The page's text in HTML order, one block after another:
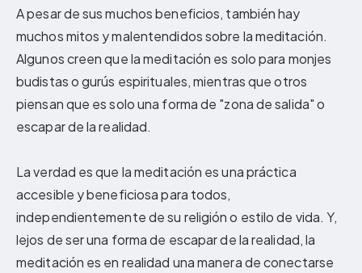
A pesar de sus muchos beneficios, también hay
muchos mitos y malentendidos sobre la meditación.
Algunos creen que la meditación es solo para monjes
budistas o gurús espirituales, mientras que otros
piensan que es solo una forma de "zona de salida" o
escapar de la realidad.
La verdad es que la meditación es una práctica
accesible y beneficiosa para todos,
independientemente de su religión o estilo de vida. Y,
lejos de ser una forma de escapar de la realidad, la
meditación es en realidad una manera de conectarse